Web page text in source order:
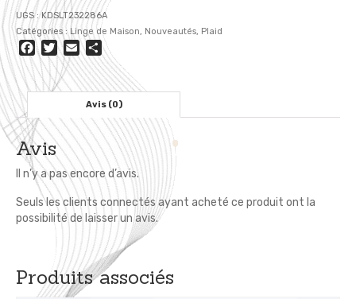
Plaid
polaire
gris
clair
chiné
125x150
cm
UGS :KDSLT232286A
Catégories : Linge de Maison, Nouveautés, Plaid
Facebook
Twitter
EmailPartager
Avis (0)
Avis
Il n’y a pas encore d’avis.
Seuls les clients connectés ayant acheté ce produit ont la
possibilité de laisser un avis.
Produits associés